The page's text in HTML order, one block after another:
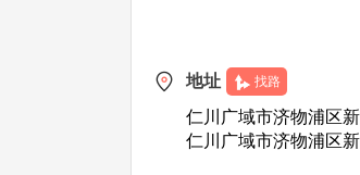
地址 找路
仁川广域市济物浦区
仁川广域市济物浦区